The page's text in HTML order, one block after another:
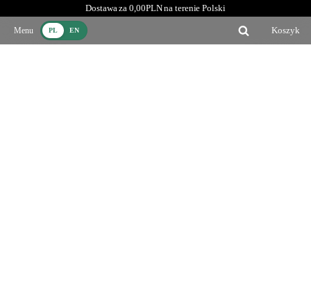
Dostawa za 0,00PLN na terenie Polski
PL EN Koszyk